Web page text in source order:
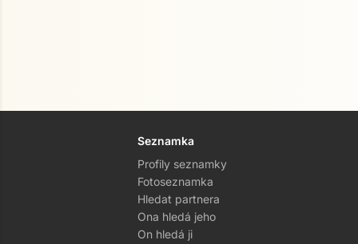
Seznamka
Profily seznamky
Fotoseznamka
Hledat partnera
Ona hledá jeho
On hledá ji